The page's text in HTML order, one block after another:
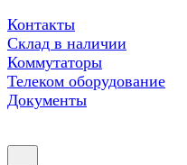
Контакты
Склад в наличии
Коммутаторы
Телеком оборудование
Документы